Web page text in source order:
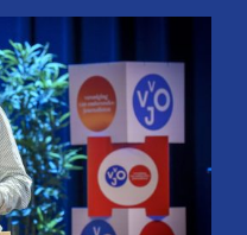
met
juridische
werk. Dat kost
zij stress en
aangepast of
niet door.